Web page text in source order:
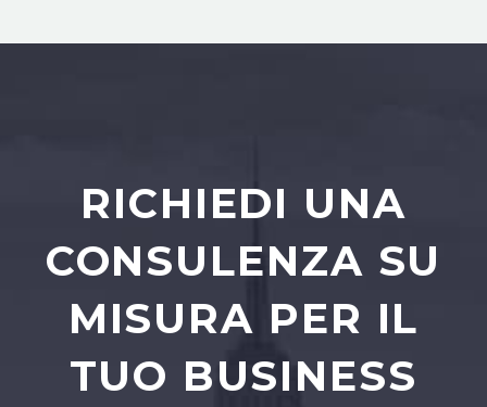
RICHIEDI UNA
CONSULENZA SU
MISURA PER IL
TUO BUSINESS